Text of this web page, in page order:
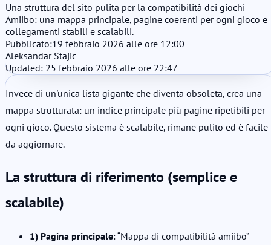
Una struttura del sito pulita per la compatibilità dei giochi
Amiibo: una mappa principale, pagine coerenti per ogni gioco e
collegamenti stabili e scalabili.
Pubblicato:19 febbraio 2026 alle ore 12:00
Aleksandar Stajic
Updated: 25 febbraio 2026 alle ore 22:47
Invece di un'unica lista gigante che diventa obsoleta, crea una
mappa strutturata: un indice principale più pagine ripetibili per
ogni gioco. Questo sistema è scalabile, rimane pulito ed è facile
da aggiornare.
La struttura di riferimento (semplice e
scalabile)
1) Pagina principale: “Mappa di compatibilità amiibo”